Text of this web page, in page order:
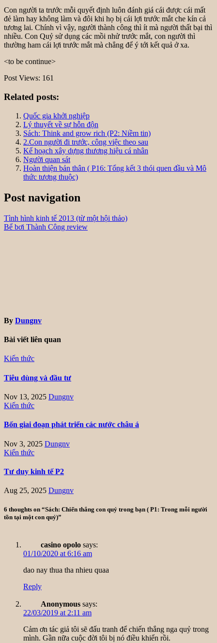
Con người ta trước mỗi quyết định luôn đánh giá cái được cái mất
đẻ làm hay không làm và đôi khi họ bị cái lợi trước mắt che kín cả
tương lai. Chính vì vậy, người thành công thì ít mà người thất bại thì
nhiều. Con Quỷ sử dụng các mồi nhử trước mắt, con người thì
thường ham cái lợi trước mắt mà chẳng để ý tới kết quả ở xa.
<to be continue>
Post Views: 161
Related posts:
Quốc gia khởi nghiệp
Lý thuyết về sự hỗn độn
Sách: Think and grow rich (P2: Niềm tin)
2.Con người đi trước, công việc theo sau
Kế hoạch xây dựng thương hiệu cá nhân
Người quan sát
Hoàn thiện bản thân ( P16: Tổng kết 3 thói quen đầu và Mô
thức tương thuộc)
Post navigation
Tình hình kinh tế 2013 (từ một hội thảo)
Bể bơi Thành Công review
By Dungnv
Bài viết liên quan
Kiến thức
Tiêu dùng và đầu tư
Nov 13, 2025 Dungnv
Kiến thức
Bốn giai đoạn phát triển các nước châu á
Nov 3, 2025 Dungnv
Kiến thức
Tư duy kinh tế P2
Aug 25, 2025 Dungnv
6 thoughts on “Sách: Chiến thắng con quỷ trong bạn ( P1: Trong mỗi người
tồn tại một con quỷ)”
casino opolo says:
01/10/2020 at 6:16 am
dao nay thua tha nhieu quaa
Reply
Anonymous says:
22/03/2019 at 2:11 am
Cảm ơn tác giả tôi sẽ đấu tranh để chiến thắng nga quỷ trong
mình. Gần nữa cuộc đời tôi bị nó điều khiển rồi.